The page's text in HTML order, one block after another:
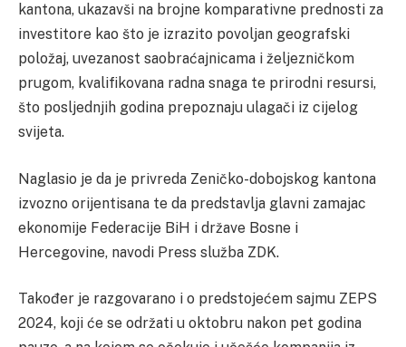
kantona, ukazavši na brojne komparativne prednosti za
investitore kao što je izrazito povoljan geografski
položaj, uvezanost saobraćajnicama i željezničkom
prugom, kvalifikovana radna snaga te prirodni resursi,
što posljednjih godina prepoznaju ulagači iz cijelog
svijeta.
Naglasio je da je privreda Zeničko-dobojskog kantona
izvozno orijentisana te da predstavlja glavni zamajac
ekonomije Federacije BiH i države Bosne i
Hercegovine, navodi Press služba ZDK.
Također je razgovarano i o predstojećem sajmu ZEPS
2024, koji će se održati u oktobru nakon pet godina